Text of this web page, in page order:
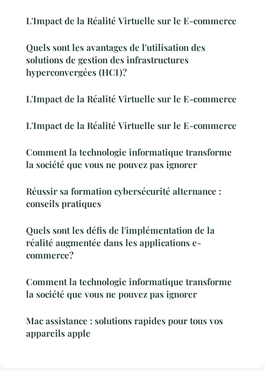
L'Impact de la Réalité Virtuelle sur le E-commerce
Quels sont les avantages de l'utilisation des
solutions de gestion des infrastructures
hyperconvergées (HCI)?
L'Impact de la Réalité Virtuelle sur le E-commerce
L'Impact de la Réalité Virtuelle sur le E-commerce
Comment la technologie informatique transforme
la société que vous ne pouvez pas ignorer
Réussir sa formation cybersécurité alternance :
conseils pratiques
Quels sont les défis de l'implémentation de la
réalité augmentée dans les applications e-
commerce?
Comment la technologie informatique transforme
la société que vous ne pouvez pas ignorer
Mac assistance : solutions rapides pour tous vos
appareils apple